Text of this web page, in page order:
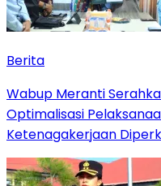
Berita
Wabup Meranti
Optimalisasi
Ketenagakerjaan